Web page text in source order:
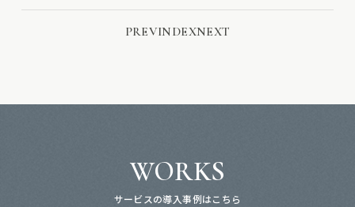
PREVINDEXNEXT
WORKS
サービスの導入事例はこちら